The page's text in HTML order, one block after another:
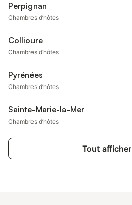
Perpignan
Chambres d’hôtes
Collioure
Chambres d’hôtes
Pyrénées
Chambres d’hôtes
Sainte-Marie-la-Mer
Chambres d’hôtes
Tout afficher